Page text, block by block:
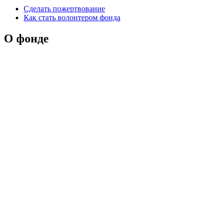
Сделать пожертвование
Как стать волонтером фонда
О фонде